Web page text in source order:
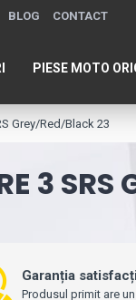
BLOG CONTACT
PIESE MOTO
Grey/Red/Black 23
3 SRS
Garanția
Produsul primit are